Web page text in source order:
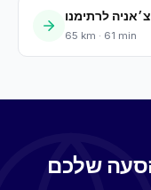
צ׳אניה לרתימנו
65 km · 61 min